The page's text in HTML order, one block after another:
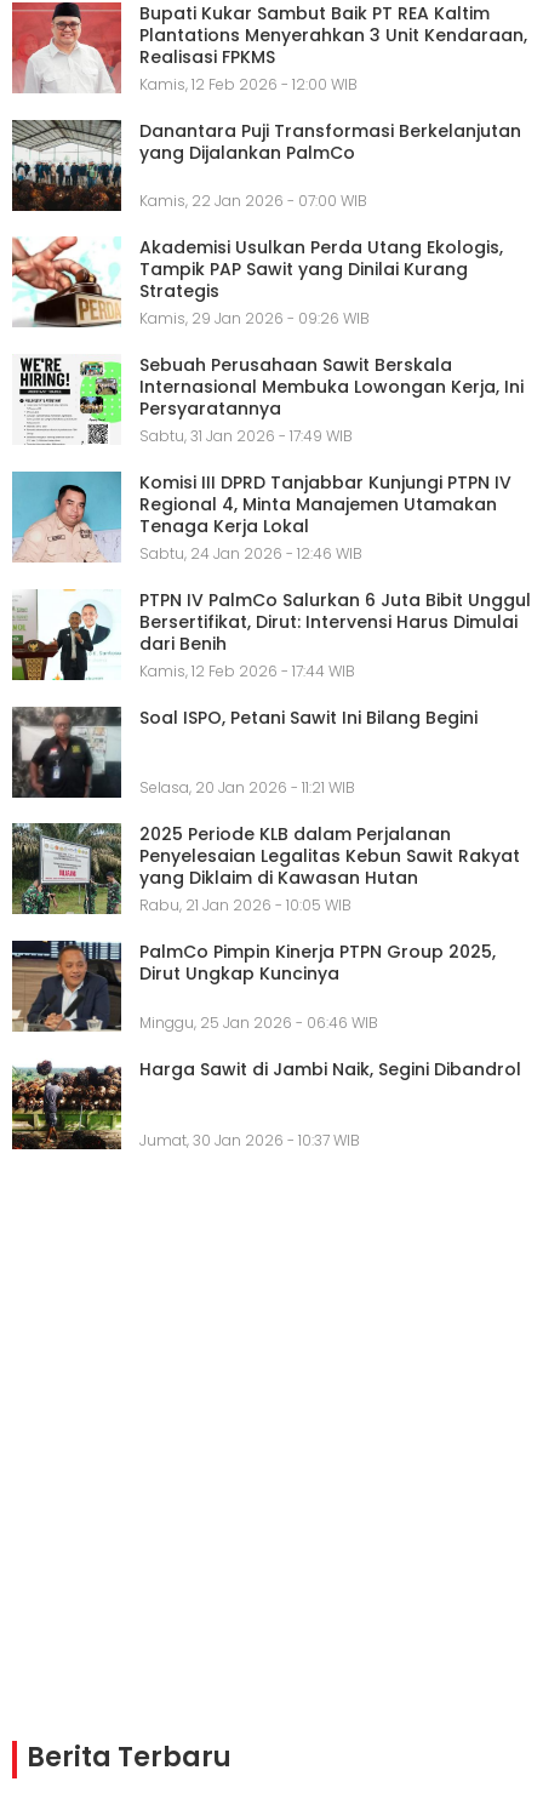
Bupati Kukar Sambut Baik PT REA Kaltim
Plantations Menyerahkan 3 Unit Kendaraan,
Realisasi FPKMS
Kamis, 12 Feb 2026 - 12:00 WIB
Danantara Puji Transformasi Berkelanjutan
yang Dijalankan PalmCo
Kamis, 22 Jan 2026 - 07:00 WIB
Akademisi Usulkan Perda Utang Ekologis,
Tampik PAP Sawit yang Dinilai Kurang
Strategis
Kamis, 29 Jan 2026 - 09:26 WIB
Sebuah Perusahaan Sawit Berskala
Internasional Membuka Lowongan Kerja, Ini
Persyaratannya
Sabtu, 31 Jan 2026 - 17:49 WIB
Komisi III DPRD Tanjabbar Kunjungi PTPN IV
Regional 4, Minta Manajemen Utamakan
Tenaga Kerja Lokal
Sabtu, 24 Jan 2026 - 12:46 WIB
PTPN IV PalmCo Salurkan 6 Juta Bibit Unggul
Bersertifikat, Dirut: Intervensi Harus Dimulai
dari Benih
Kamis, 12 Feb 2026 - 17:44 WIB
Soal ISPO, Petani Sawit Ini Bilang Begini
Selasa, 20 Jan 2026 - 11:21 WIB
2025 Periode KLB dalam Perjalanan
Penyelesaian Legalitas Kebun Sawit Rakyat
yang Diklaim di Kawasan Hutan
Rabu, 21 Jan 2026 - 10:05 WIB
PalmCo Pimpin Kinerja PTPN Group 2025,
Dirut Ungkap Kuncinya
Minggu, 25 Jan 2026 - 06:46 WIB
Harga Sawit di Jambi Naik, Segini Dibandrol
Jumat, 30 Jan 2026 - 10:37 WIB
Berita Terbaru